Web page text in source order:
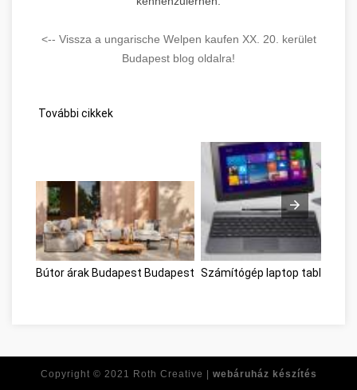
<-- Vissza a ungarische Welpen kaufen XX. 20. kerület
Budapest blog oldalra!
További cikkek
Bútor árak Budapest Budapest Számítógép laptop tablet
Copyright © 2021 Roth Creative | webáruház készítés